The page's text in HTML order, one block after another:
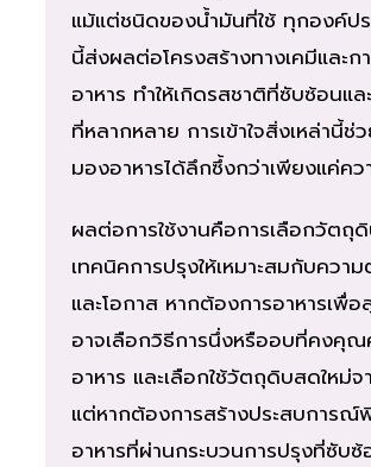
แม้แต่ชนิดของน้ำมันที่ใช้ ทุกองค์ปร
นี้ส่งผลต่อโครงสร้างทางเคมีและ
อาหาร ทำให้เกิดรสชาติที่ซับซ้อนแ
ที่หลากหลาย การเข้าใจสิ่งเหล่านี้ช่ว
มองอาหารได้ลึกซึ้งกว่าเพียงแค่ค
ผลต่อการใช้งานคือการเลือกวัตถุดิ
เทคนิคการปรุงให้เหมาะสมกับควา
และโอกาส หากต้องการอาหารเพื่
อาจเลือกวิธีการนึ่งหรืออบที่คงคุณ
อาหาร และเลือกใช้วัตถุดิบสดใหม่
แต่หากต้องการสร้างประสบการณ์
อาหารที่ผ่านกระบวนการปรุงที่ซับซ้